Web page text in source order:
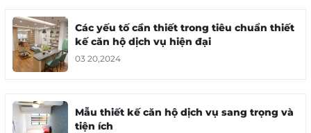
của bạn
Các yếu tố cần thiết trong tiêu chuẩn thiết
kế căn hộ dịch vụ hiện đại
03 20,2024
Mẫu thiết kế căn hộ dịch vụ sang trọng và
tiện ích